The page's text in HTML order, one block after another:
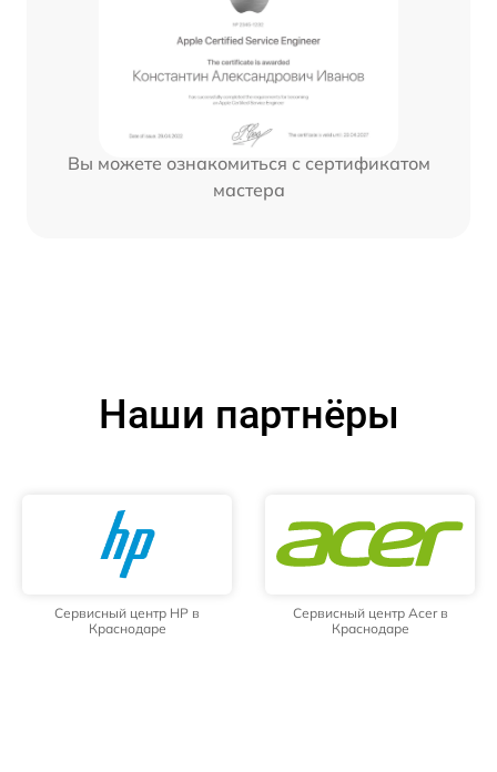
Вы можете ознакомиться с сертификатом
мастера
Наши партнёры
Сервисный центр HP в
Краснодаре
Сервисный центр Acer в
Краснодаре